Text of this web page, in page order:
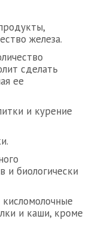
железа.
сделать
ее
и курение
и биологически
и каши, кроме